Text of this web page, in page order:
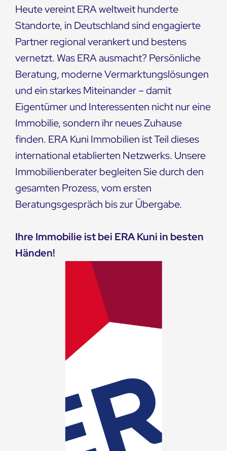
Heute vereint ERA weltweit hunderte
Standorte, in Deutschland sind engagierte
Partner regional verankert und bestens
vernetzt. Was ERA ausmacht? Persönliche
Beratung, moderne Vermarktungslösungen
und ein starkes Miteinander – damit
Eigentümer und Interessenten nicht nur eine
Immobilie, sondern ihr neues Zuhause
finden. ERA Kuni Immobilien ist Teil dieses
international etablierten Netzwerks. Unsere
Immobilienberater begleiten Sie durch den
gesamten Prozess, vom ersten
Beratungsgespräch bis zur Übergabe.
Ihre Immobilie ist bei ERA Kuni in besten
Händen!